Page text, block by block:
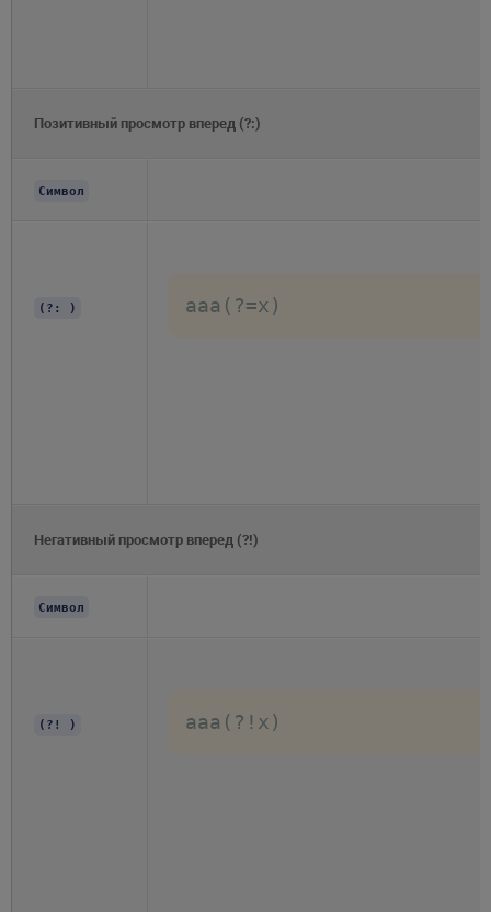
Позитивный просмотр вперед (?:)
Символ
(?: ) aaa(?=x)
Негативный просмотр вперед (?!)
Символ
(?! ) aaa(?!x)